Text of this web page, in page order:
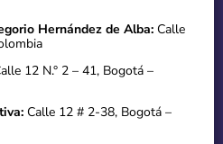
Hernández de Alba: Calle
12 N.° 2 – 41, Bogotá –
Calle 12 # 2-38, Bogotá –